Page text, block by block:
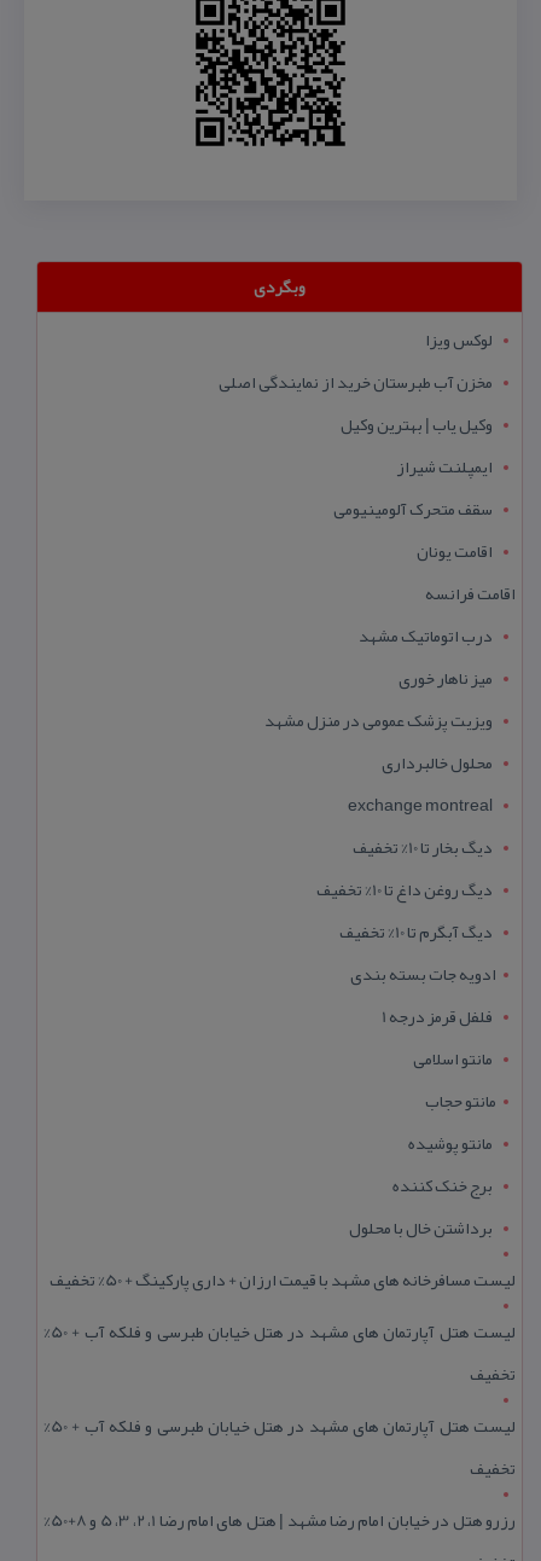
وبگردی
لوکس ویزا
مخزن آب طبرستان خرید از نمایندگی اصلی
وکیل یاب | بهترین وکیل
ایمپلنت شیراز
سقف متحرک آلومینیومی
اقامت یونان
اقامت فرانسه
درب اتوماتیک مشهد
میز ناهار خوری
ویزیت پزشک عمومی در منزل مشهد
محلول خالبرداری
exchange montreal
دیگ بخار تا 10% تخفیف
دیگ روغن داغ تا 10% تخفیف
دیگ آبگرم تا 10% تخفیف
ادویه جات بسته بندی
فلفل قرمز درجه 1
مانتو اسلامی
مانتو حجاب
مانتو پوشیده
برج خنک کننده
برداشتن خال با محلول
لیست مسافرخانه های مشهد با قیمت ارزان + داری پارکینگ + 50% تخفیف
لیست هتل آپارتمان های مشهد در هتل خیابان طبرسی و فلکه آب + 50%
تخفیف
لیست هتل آپارتمان های مشهد در هتل خیابان طبرسی و فلکه آب + 50%
تخفیف
رزرو هتل در خیابان امام رضا مشهد | هتل‌ های امام رضا 1، 2، 3، 5 و 8+50%